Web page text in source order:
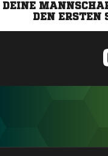
DEINE
DEN ERSTEN